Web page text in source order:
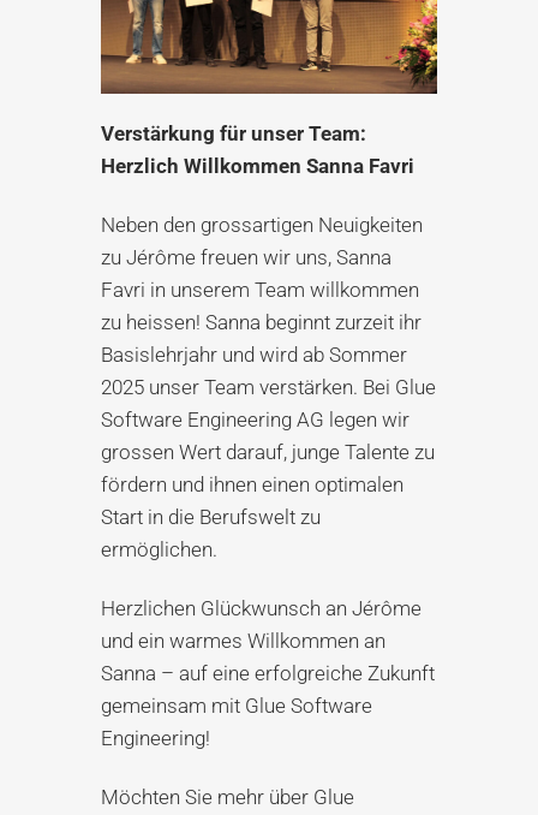
Verstärkung für unser Team:
Herzlich Willkommen Sanna Favri
Neben den grossartigen Neuigkeiten
zu Jérôme freuen wir uns, Sanna
Favri in unserem Team willkommen
zu heissen! Sanna beginnt zurzeit ihr
Basislehrjahr und wird ab Sommer
2025 unser Team verstärken. Bei Glue
Software Engineering AG legen wir
grossen Wert darauf, junge Talente zu
fördern und ihnen einen optimalen
Start in die Berufswelt zu
ermöglichen.
Herzlichen Glückwunsch an Jérôme
und ein warmes Willkommen an
Sanna – auf eine erfolgreiche Zukunft
gemeinsam mit Glue Software
Engineering!
Möchten Sie mehr über Glue